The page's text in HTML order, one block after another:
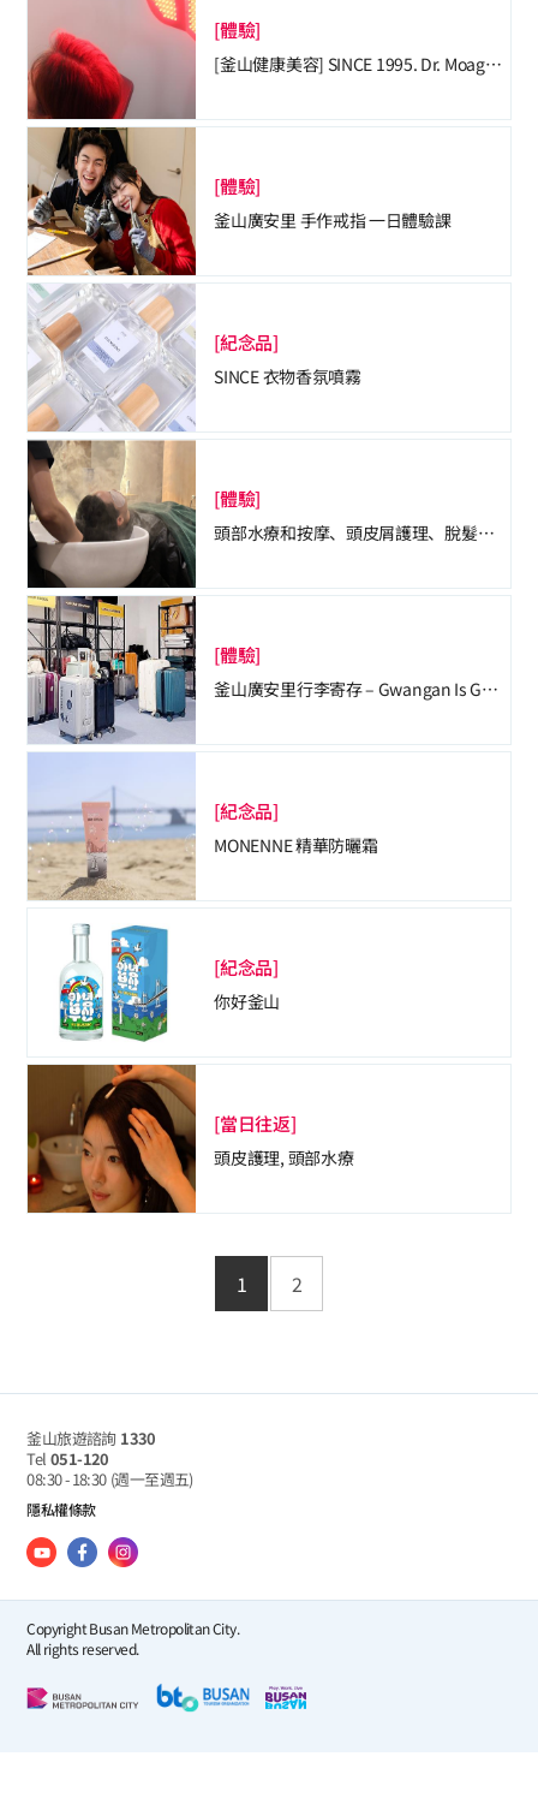
[體驗]
[釜山健康美容] SINCE 1995. Dr. Moagen.
[體驗]
釜山廣安里 手作戒指 一日體驗課
[紀念品]
SINCE 衣物香氛噴霧
[體驗]
頭部水療和按摩、頭皮屑護理、脫髮護理、
[體驗]
釜山廣安里行李寄存 – Gwangan Is Good
[紀念品]
MONENNE 精華防曬霜
[紀念品]
你好釜山
[當日往返]
頭皮護理, 頭部水療
1 2
釜山旅遊諮詢 1330
Tel 051-120
08:30 - 18:30 (週一至週五)
隱私權條款
Copyright Busan Metropolitan City.
All rights reserved.